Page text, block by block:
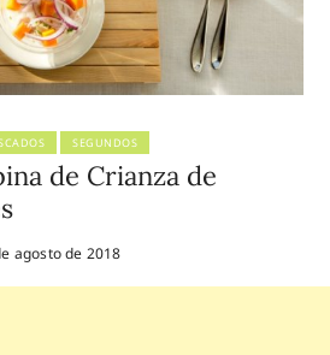
SEGUNDOS
de Crianza de
agosto de 2018